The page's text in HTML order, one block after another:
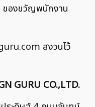
ของขวัญพนักงาน
สงวนไว้
GURU CO.,LTD.